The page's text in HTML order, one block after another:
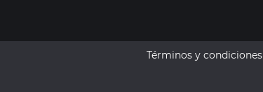
Términos y condiciones